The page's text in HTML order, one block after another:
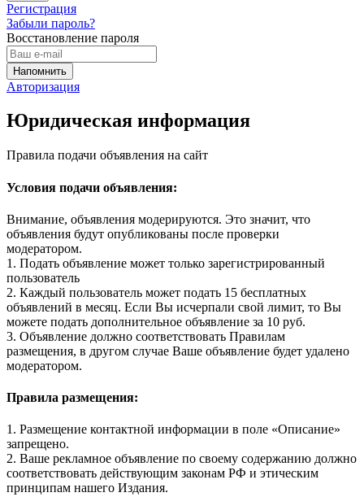
Регистрация
Забыли пароль?
Восстановление пароля
Авторизация
Юридическая информация
Правила подачи объявления на сайт
Условия подачи объявления:
Внимание, объявления модерируются. Это значит, что
объявления будут опубликованы после проверки
модератором.
1. Подать объявление может только зарегистрированный
пользователь
2. Каждый пользователь может подать 15 бесплатных
объявлений в месяц. Если Вы исчерпали свой лимит, то Вы
можете подать дополнительное объявление за 10 руб.
3. Объявление должно соответствовать Правилам
размещения, в другом случае Ваше объявление будет удалено
модератором.
Правила размещения:
1. Размещение контактной информации в поле «Описание»
запрещено.
2. Ваше рекламное объявление по своему содержанию должно
соответствовать действующим законам РФ и этическим
принципам нашего Издания.